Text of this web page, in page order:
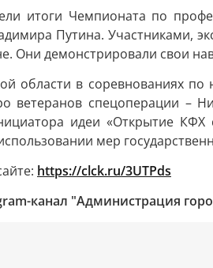
итоги Чемпионата по
Путина. Участниками,
Они демонстрировали свои
области в соревнованиях по
ветеранов спецоперации –
идеи «Открытие КФХ
мер
https://clck.ru/3UTPds
канал "Администрация